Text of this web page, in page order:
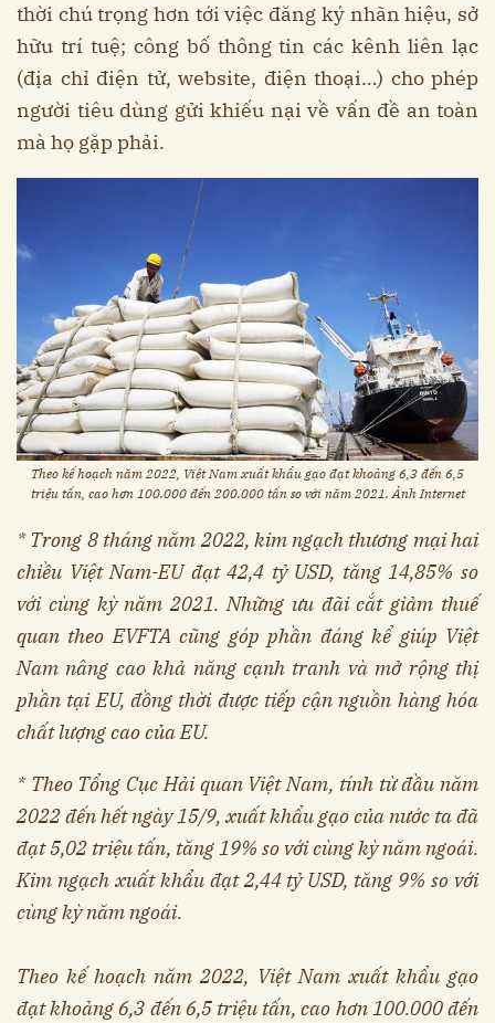
thời chú trọng hơn tới việc đăng ký nhãn hiệu, sở
hữu trí tuệ; công bố thông tin các kênh liên lạc
(địa chỉ điện tử, website, điện thoại…) cho phép
người tiêu dùng gửi khiếu nại về vấn đề an toàn
mà họ gặp phải.
Theo kế hoạch năm 2022, Việt Nam xuất khẩu gạo đạt khoảng 6,3 đến 6,5
triệu tấn, cao hơn 100.000 đến 200.000 tấn so với năm 2021. Ảnh Internet
* Trong 8 tháng năm 2022, kim ngạch thương mại hai
chiều Việt Nam-EU đạt 42,4 tỷ USD, tăng 14,85% so
với cùng kỳ năm 2021. Những ưu đãi cắt giảm thuế
quan theo EVFTA cũng góp phần đáng kể giúp Việt
Nam nâng cao khả năng cạnh tranh và mở rộng thị
phần tại EU, đồng thời được tiếp cận nguồn hàng hóa
chất lượng cao của EU.
* Theo Tổng Cục Hải quan Việt Nam, tính từ đầu năm
2022 đến hết ngày 15/9, xuất khẩu gạo của nước ta đã
đạt 5,02 triệu tấn, tăng 19% so với cùng kỳ năm ngoái.
Kim ngạch xuất khẩu đạt 2,44 tỷ USD, tăng 9% so với
cùng kỳ năm ngoái.
Theo kế hoạch năm 2022, Việt Nam xuất khẩu gạo
đạt khoảng 6,3 đến 6,5 triệu tấn, cao hơn 100.000 đến